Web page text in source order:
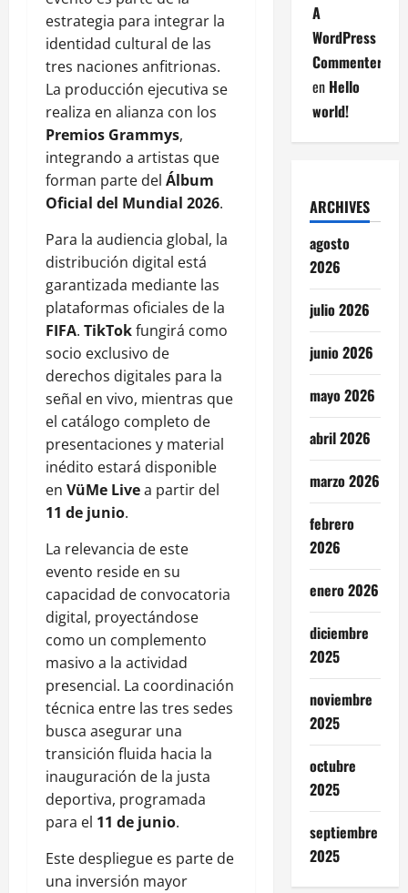
estrategia para integrar la
identidad cultural de las
tres naciones anfitrionas.
La producción ejecutiva se
realiza en alianza con los
Premios Grammys,
integrando a artistas que
forman parte del Álbum
Oficial del Mundial 2026.
Para la audiencia global, la
distribución digital está
garantizada mediante las
plataformas oficiales de la
FIFA. TikTokfungirá como
socio exclusivo de
derechos digitales para la
señal en vivo, mientras que
el catálogo completo de
presentaciones y material
inédito estará disponible
en VüMe Livea partir del
11 de junio.
La relevancia de este
evento reside en su
capacidad de convocatoria
digital, proyectándose
como un complemento
masivo a la actividad
presencial. La coordinación
técnica entre las tres sedes
busca asegurar una
transición fluida hacia la
inauguración de la justa
deportiva, programada
para el 11 de junio.
Este despliegue es parte de
una inversión mayor
A
WordPress
Commenter
en Hello
world!
ARCHIVES
agosto
2026
julio 2026
junio 2026
mayo 2026
abril 2026
marzo 2026
febrero
2026
enero 2026
diciembre
2025
noviembre
2025
octubre
2025
septiembre
2025